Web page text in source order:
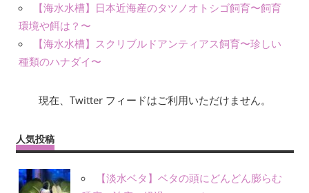
【海水水槽】日本近海産のタツノオトシゴ飼育〜飼育
環境や餌は？〜
【海水水槽】スクリブルドアンティアス飼育〜珍しい
種類のハナダイ〜
現在、Twitter フィードはご利用いただけません。
人気投稿
【淡水ベタ】ベタの頭にどんどん膨らむ